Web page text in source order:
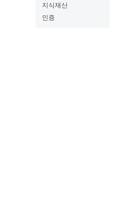
지식재산
인증